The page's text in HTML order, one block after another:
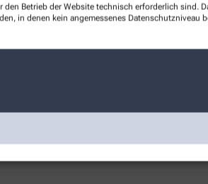
den Betrieb der Website technisch erforderlich sind.
in denen kein angemessenes